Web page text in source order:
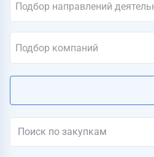
Подбор направлений
Подбор компаний